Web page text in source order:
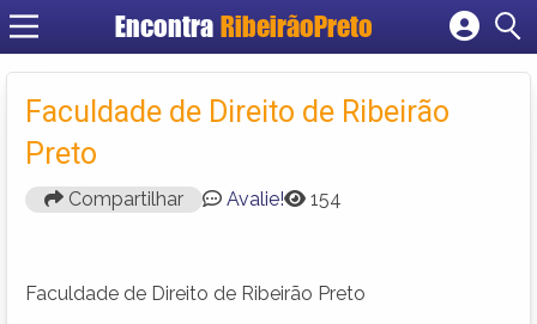
Encontra RibeirãoPreto
Cadastrar empresa
Criar conta
Faculdade de Direito de Ribeirão
Preto
Compartilhar Avalie! 154
Faculdade de Direito de Ribeirão Preto